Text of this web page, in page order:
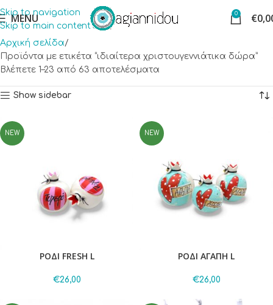
Skip to navigation
Skip to main content
MENU 0 €
Αρχική σελίδα
Προϊόντα με ετικέτα “ιδιαίτερα χριστουγεννιάτικα δώρα”
Βλέπετε 1–23 από 63 αποτελέσματα
Show sidebar
NEW
ΡΟΔΙ FRESH L
€26,00
NEW
ΡΟΔΙ ΑΓΑΠΗ L
€26,00